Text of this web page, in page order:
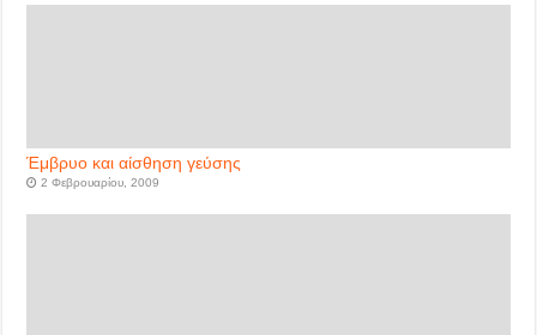
Έμβρυο και αίσθηση γεύσης
2 Φεβρουαρίου, 2009